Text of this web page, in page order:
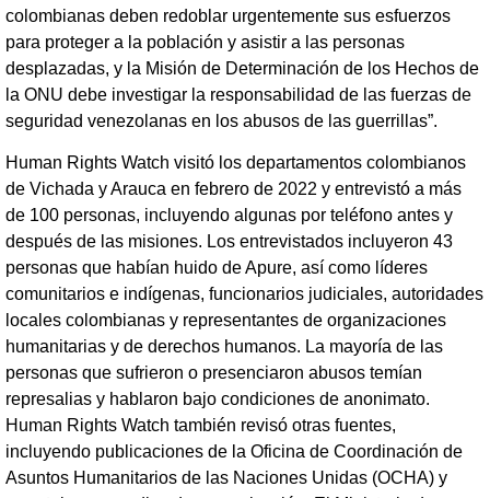
colombianas deben redoblar urgentemente sus esfuerzos
para proteger a la población y asistir a las personas
desplazadas, y la Misión de Determinación de los Hechos de
la ONU debe investigar la responsabilidad de las fuerzas de
seguridad venezolanas en los abusos de las guerrillas”.
Human Rights Watch visitó los departamentos colombianos
de Vichada y Arauca en febrero de 2022 y entrevistó a más
de 100 personas, incluyendo algunas por teléfono antes y
después de las misiones. Los entrevistados incluyeron 43
personas que habían huido de Apure, así como líderes
comunitarios e indígenas, funcionarios judiciales, autoridades
locales colombianas y representantes de organizaciones
humanitarias y de derechos humanos. La mayoría de las
personas que sufrieron o presenciaron abusos temían
represalias y hablaron bajo condiciones de anonimato.
Human Rights Watch también revisó otras fuentes,
incluyendo publicaciones de la Oficina de Coordinación de
Asuntos Humanitarios de las Naciones Unidas (OCHA) y